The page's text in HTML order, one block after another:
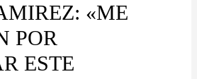
«ME
POR
ESTE